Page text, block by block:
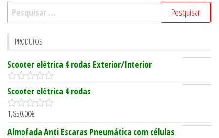
Pesquisar
por:
PRODUTOS
Scooter elétrica 4 rodas Exterior/Interior
0
o
u
t
f
Scooter elétrica 4 rodas
0
u
1,850.00€
Almofada Anti Escaras Pneumática com células